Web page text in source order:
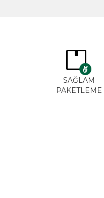
SAĞLAM
PAKETLEME